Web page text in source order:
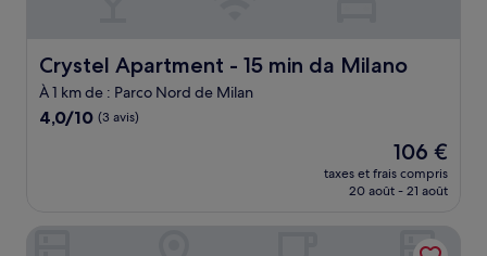
Crystel Apartment - 15 min da Milano
Crystel Apartment - 15 min da Milano
À 1 km de : Parco Nord de Milan
4.0
4,0/10 (3 avis)
Le
nouveau
prix
de
106 €
106 €
taxes et frais compris
20 août - 21 août